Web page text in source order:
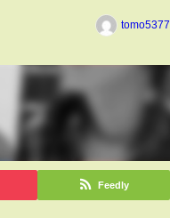
tomo5377
Feedly